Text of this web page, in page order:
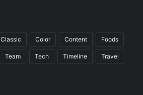
Classic Color Content Foods
Team Tech Timeline Travel